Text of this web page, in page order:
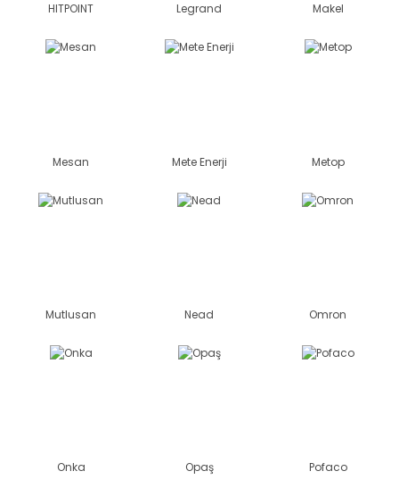
HITPOINT Legrand Makel
Mesan Mete Enerji Metop
Mutlusan Nead Omron
Onka Opaş Pofaco